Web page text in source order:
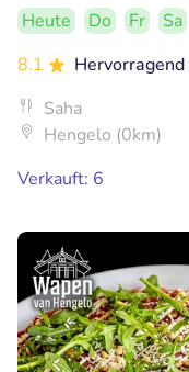
Heute Do Fr
Sa
8.1
Hervorragend
Saha
Hengelo (0km)
Verkauft: 6